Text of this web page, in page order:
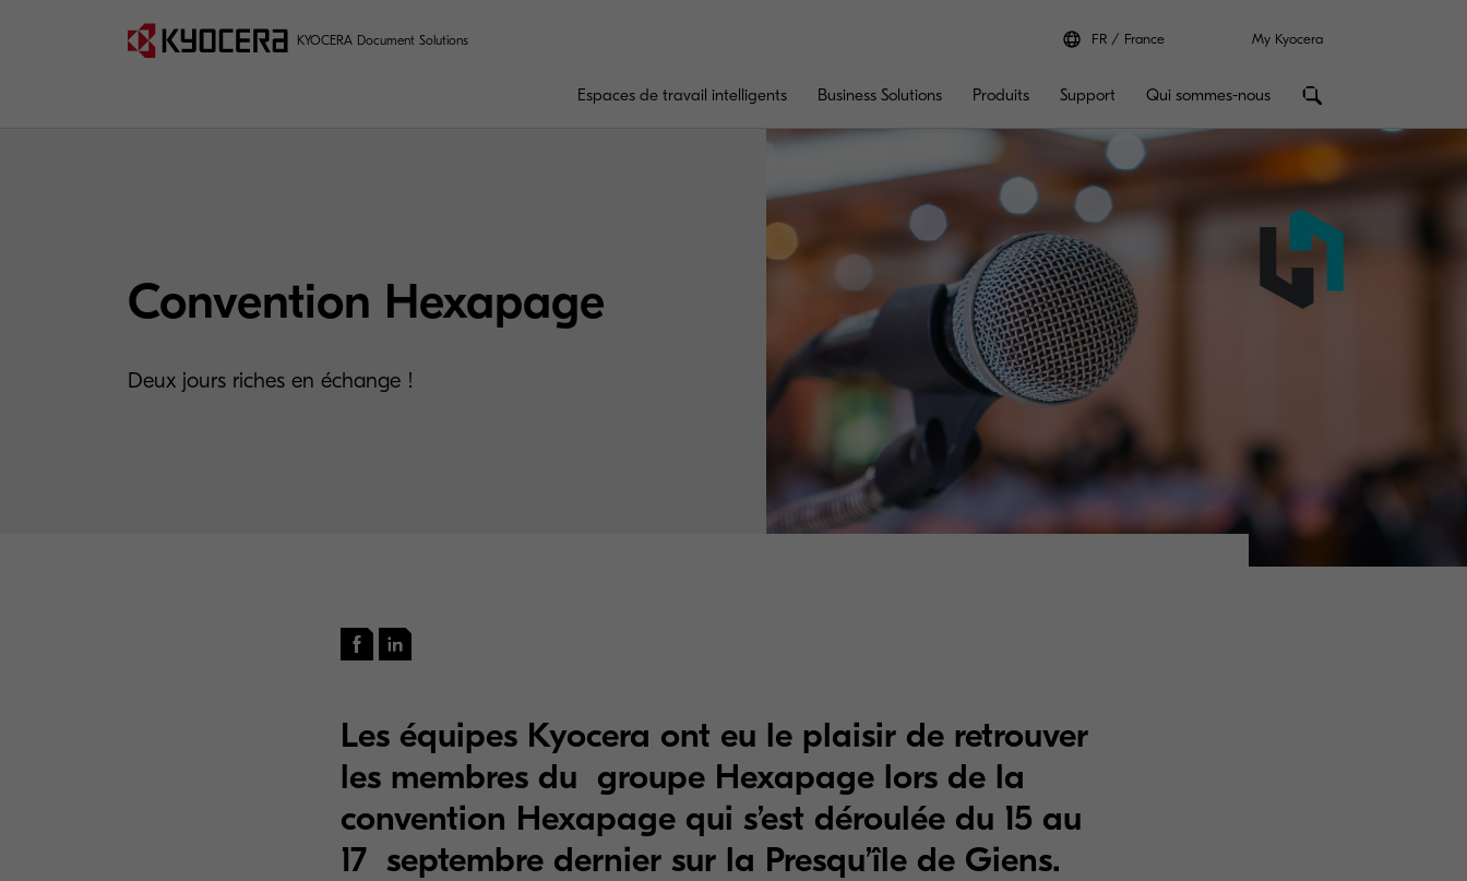
KYOCERA Document Solutions FR France My Kyocera
Espaces de travail intelligents Business Solutions Produits Support Qui sommes-nous
Convention Hexapage
Deux jours riches en échange !
Les équipes Kyocera ont eu le plaisir de retrouver
les membres du groupe Hexapage lors de la
convention Hexapage qui s’est déroulée du 15 au
17 septembre dernier sur la Presqu’île de Giens.